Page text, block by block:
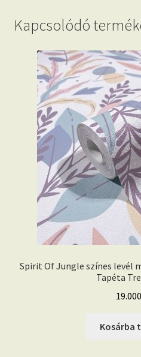
Kapcsolódó
Spirit Of Jungle színes levél
Tapéta
19.000
Kosárba